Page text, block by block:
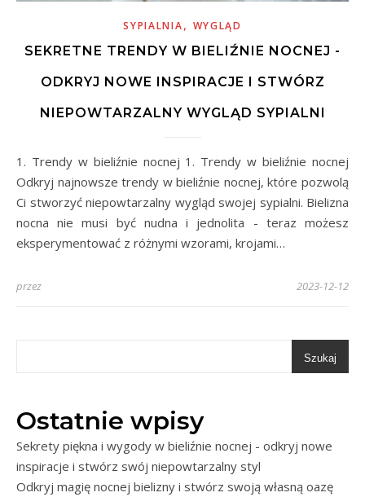
SYPIALNIA, WYGLĄD
SEKRETNE TRENDY W BIELIŹNIE NOCNEJ -
ODKRYJ NOWE INSPIRACJE I STWÓRZ
NIEPOWTARZALNY WYGLĄD SYPIALNI
1. Trendy w bieliźnie nocnej 1. Trendy w bieliźnie nocnej
Odkryj najnowsze trendy w bieliźnie nocnej, które pozwolą
Ci stworzyć niepowtarzalny wygląd swojej sypialni. Bielizna
nocna nie musi być nudna i jednolita - teraz możesz
eksperymentować z różnymi wzorami, krojami…
przez 2023-12-12
Szukaj
Ostatnie wpisy
Sekrety piękna i wygody w bieliźnie nocnej - odkryj nowe
inspiracje i stwórz swój niepowtarzalny styl
Odkryj magię nocnej bielizny i stwórz swoją własną oazę